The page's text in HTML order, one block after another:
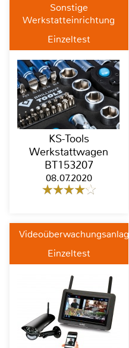
Sonstige
Werkstatteinrichtung
Einzeltest
KS-Tools
Werkstattwagen
BT153207
08.07.2020
Videoüberwachungsanlage
Einzeltest